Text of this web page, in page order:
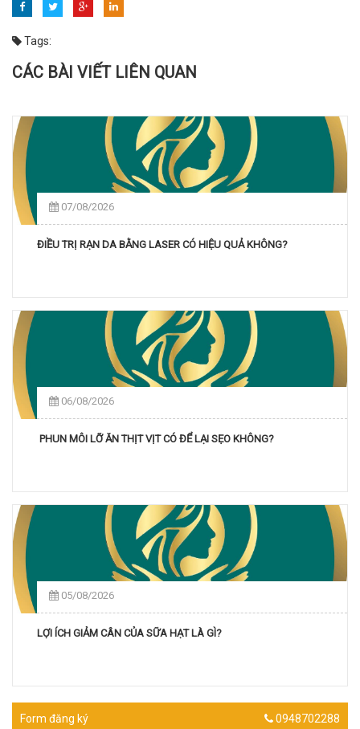
Tags:
CÁC BÀI VIẾT LIÊN QUAN
07/08/2026
ĐIỀU TRỊ RẠN DA BẰNG LASER CÓ HIỆU QUẢ KHÔNG?
06/08/2026
PHUN MÔI LỠ ĂN THỊT VỊT CÓ ĐỂ LẠI SẸO KHÔNG?
05/08/2026
LỢI ÍCH GIẢM CÂN CỦA SỮA HẠT LÀ GÌ?
Form đăng ký 0948702288